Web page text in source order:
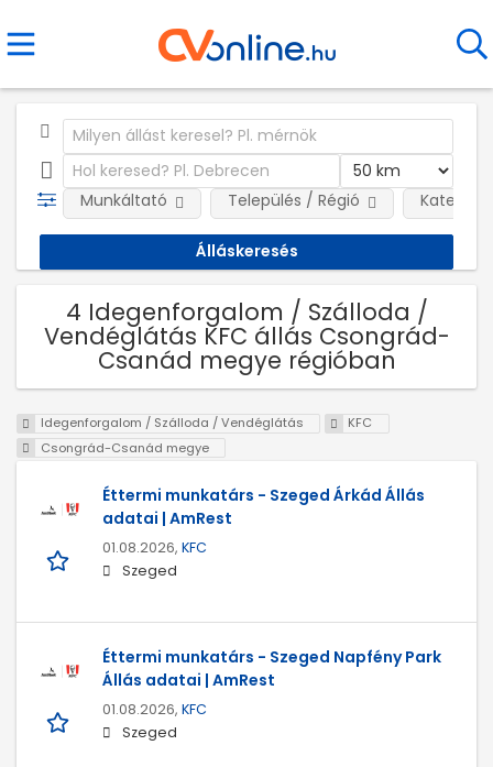
Munkáltató Település / Régió
4 Idegenforgalom / Szálloda /
Vendéglátás KFC állás Csongrád-
Csanád megye régióban
Idegenforgalom / Szálloda / Vendéglátás
KFC
Csongrád-Csanád megye
Éttermi munkatárs - Szeged Árkád Állás
adatai | AmRest
01.08.2026, KFC
Szeged
Éttermi munkatárs - Szeged Napfény Park
Állás adatai | AmRest
01.08.2026, KFC
Szeged